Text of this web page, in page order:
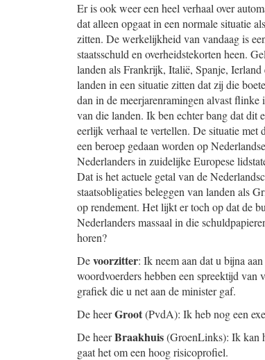
Er is ook weer een heel verhaal over
dat alleen opgaat in een normale situatie
zitten. De werkelijkheid van vandaag is
staatsschuld en overheidstekorten heen.
landen als Frankrijk, Italië, Spanje,
landen in een situatie zitten dat zij die
dan in de meerjarenramingen alvast
van die landen. Ik ben echter bang dat dit
eerlijk verhaal te vertellen. De situatie met
een beroep gedaan worden op
Nederlanders in zuidelijke Europese
Dat is het actuele getal van de
staatsobligaties beleggen van landen als
op rendement. Het lijkt er toch op dat de
Nederlanders massaal in die
horen?
Devoorzitter: Ik neem aan dat u bijna
woordvoerders hebben een spreektijd van
grafiek die u net aan de minister gaf.
De heerGroot(PvdA): Ik heb nog een
De heerBraakhuis(GroenLinks): Ik kan
gaat het om een hoog risicoprofiel.